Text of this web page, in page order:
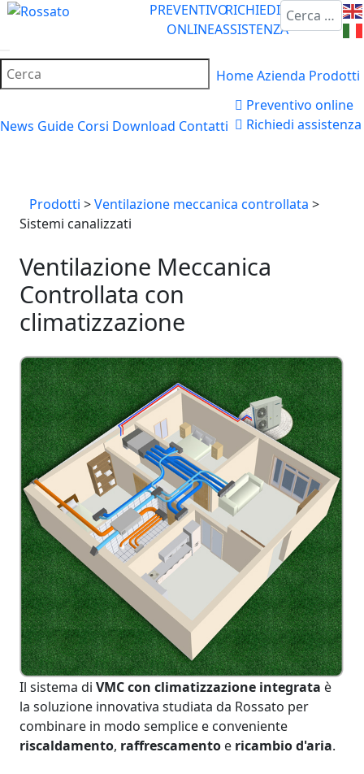
PREVENTIVO
ONLINE
RICHIEDI
ASSISTENZA
Cerca
HomeAzienda Prodotti
News Guide Corsi Download Contatti
Preventivo online
Richiedi assistenza
Prodotti >Ventilazione meccanica controllata >
Sistemi canalizzati
Ventilazione Meccanica
Controllata con
climatizzazione
Il sistema di VMC con climatizzazione integrata è
la soluzione innovativa studiata da Rossato per
combinare in modo semplice e conveniente
riscaldamento, raffrescamento e ricambio d'aria.